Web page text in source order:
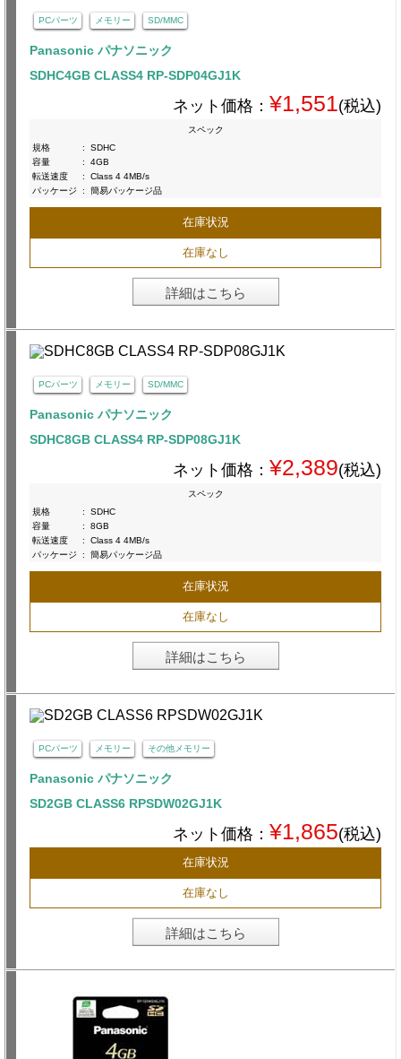
PCパーツ メモリー SD/MMC
Panasonic パナソニック
SDHC4GB CLASS4 RP-SDP04GJ1K
ネット価格： ¥1,551 (税込)
スペック
規格
:
SDHC
容量
:
4GB
転送速度
:
Class 4 4MB/s
パッケージ
: 簡易パッケージ品
在庫状況
在庫なし
詳細はこちら
PCパーツ メモリー SD/MMC
Panasonic パナソニック
SDHC8GB CLASS4 RP-SDP08GJ1K
ネット価格： ¥2,389(税込)
スペック
規格
:
SDHC
容量
:
8GB
転送速度
:
Class 4 4MB/s
パッケージ
: 簡易パッケージ品
在庫状況
在庫なし
詳細はこちら
PCパーツ メモリー その他メモリー
Panasonic パナソニック
SD2GB CLASS6 RPSDW02GJ1K
ネット価格： ¥1,865(税込)
在庫状況
在庫なし
詳細はこちら